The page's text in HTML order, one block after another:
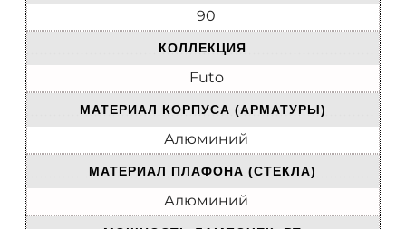
90
КОЛЛЕКЦИЯ
Futo
МАТЕРИАЛ КОРПУСА (АРМАТУРЫ)
Алюминий
МАТЕРИАЛ ПЛАФОНА (СТЕКЛА)
Алюминий